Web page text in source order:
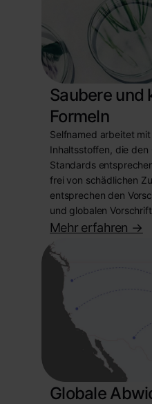
Saubere und
Formeln
Selfnamed arbeitet
Inhaltsstoffen, die den
Standards
frei von schädlichen
entsprechen den
und globalen
Mehr erfahren ->
Globale